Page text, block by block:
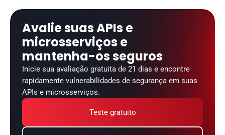
Avalie suas APIs e
microsserviços e
mantenha-os seguros
Inicie sua avaliação gratuita de 21 dias e encontre
rapidamente vulnerabilidades de segurança em suas
APIs e microsserviços.
Teste gratuito